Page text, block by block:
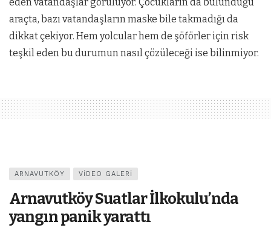
araçta, bazı vatandaşların maske bile takmadığı da
dikkat çekiyor. Hem yolcular hem de şöförler için risk
teşkil eden bu durumun nasıl çözüleceği ise bilinmiyor.
ARNAVUTKÖY VIDEO GALERI
Arnavutköy Suatlar İlkokulu’nda
yangın panik yarattı